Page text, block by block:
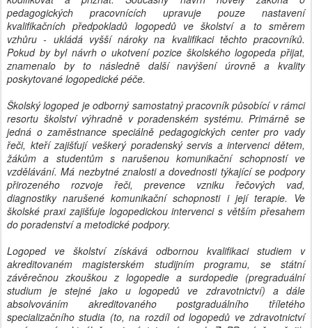
pedagogických pracovnících upravuje pouze nastavení
kvalifikačních předpokladů logopedů ve školství a to směrem
vzhůru - ukládá vyšší nároky na kvalifikaci těchto pracovníků.
Pokud by byl návrh o ukotvení pozice školského logopeda přijat,
znamenalo by to následně další navýšení úrovně a kvality
poskytované logopedické péče.
Školský logoped je odborný samostatný pracovník působící v rámci
resortu školství výhradně v poradenském systému. Primárně se
jedná o zaměstnance speciálně pedagogických center pro vady
řeči, kteří zajišťují veškerý poradenský servis a intervenci dětem,
žákům a studentům s narušenou komunikační schopností ve
vzdělávání. Má nezbytné znalosti a dovednosti týkající se podpory
přirozeného rozvoje řeči, prevence vzniku řečových vad,
diagnostiky narušené komunikační schopnosti i její terapie. Ve
školské praxi zajišťuje logopedickou intervenci s větším přesahem
do poradenství a metodické podpory.
Logoped ve školství získává odbornou kvalifikaci studiem v
akreditovaném magisterském studijním programu, se státní
závěrečnou zkouškou z logopedie a surdopedie (pregraduální
studium je stejné jako u logopedů ve zdravotnictví) a dále
absolvováním akreditovaného postgraduálního tříletého
specializačního studia (to, na rozdíl od logopedů ve zdravotnictví